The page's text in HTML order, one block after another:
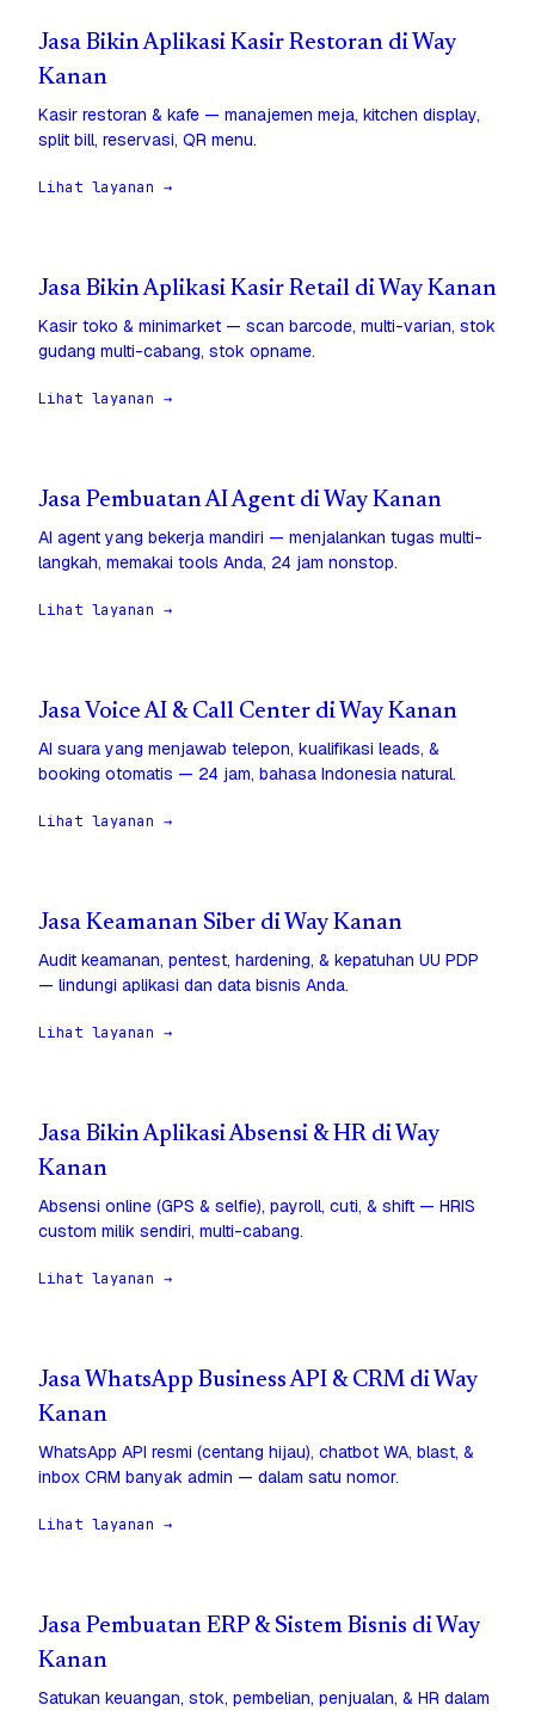
Jasa Bikin Aplikasi Kasir Restoran di Way
Kanan
Kasir restoran & kafe — manajemen meja, kitchen display,
split bill, reservasi, QR menu.
Lihat layanan →
Jasa Bikin Aplikasi Kasir Retail di Way Kanan
Kasir toko & minimarket — scan barcode, multi-varian, stok
gudang multi-cabang, stok opname.
Lihat layanan →
Jasa Pembuatan AI Agent di Way Kanan
AI agent yang bekerja mandiri — menjalankan tugas multi-
langkah, memakai tools Anda, 24 jam nonstop.
Lihat layanan →
Jasa Voice AI & Call Center di Way Kanan
AI suara yang menjawab telepon, kualifikasi leads, &
booking otomatis — 24 jam, bahasa Indonesia natural.
Lihat layanan →
Jasa Keamanan Siber di Way Kanan
Audit keamanan, pentest, hardening, & kepatuhan UU PDP
— lindungi aplikasi dan data bisnis Anda.
Lihat layanan →
Jasa Bikin Aplikasi Absensi & HR di Way
Kanan
Absensi online (GPS & selfie), payroll, cuti, & shift — HRIS
custom milik sendiri, multi-cabang.
Lihat layanan →
Jasa WhatsApp Business API & CRM di Way
Kanan
WhatsApp API resmi (centang hijau), chatbot WA, blast, &
inbox CRM banyak admin — dalam satu nomor.
Lihat layanan →
Jasa Pembuatan ERP & Sistem Bisnis di Way
Kanan
Satukan keuangan, stok, pembelian, penjualan, & HR dalam